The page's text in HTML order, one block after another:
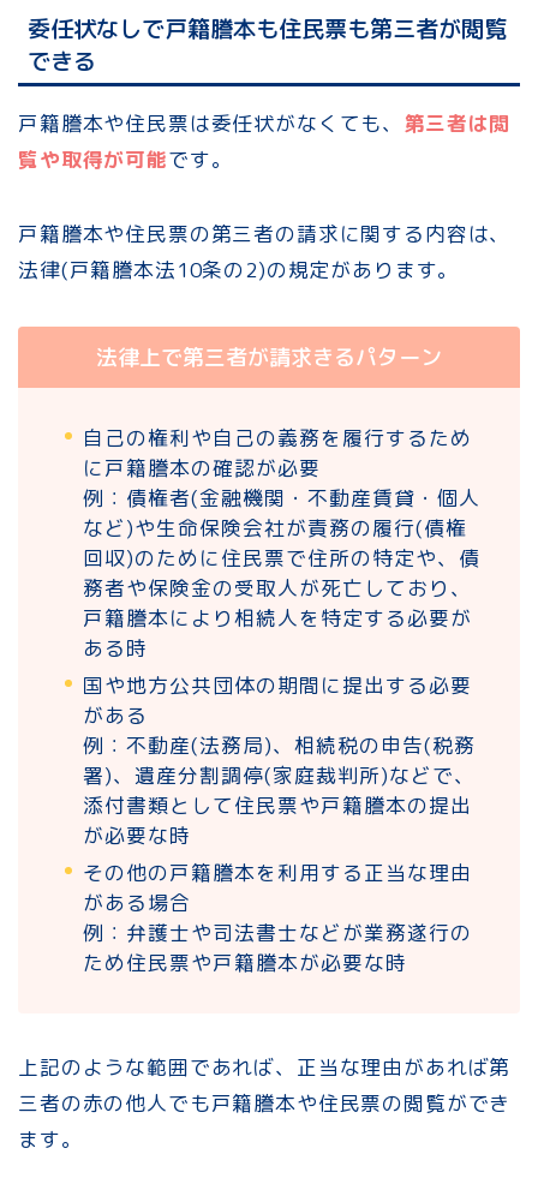
委任状なしで戸籍謄本も住民票も第三者が閲覧
できる
戸籍謄本や住民票は委任状がなくても、 第三者は閲
覧や取得が可能です。
戸籍謄本や住民票の第三者の請求に関する内容は、
法律(戸籍謄本法10条の2)の規定があります。
法律上で第三者が請求きるパターン
自己の権利や自己の義務を履行するため
に戸籍謄本の確認が必要
例：債権者(金融機関・不動産賃貸・個人
など)や生命保険会社が責務の履行(債権
回収)のために住民票で住所の特定や、債
務者や保険金の受取人が死亡しており、
戸籍謄本により相続人を特定する必要が
ある時
国や地方公共団体の期間に提出する必要
がある
例：不動産(法務局)、相続税の申告(税務
署)、遺産分割調停(家庭裁判所)などで、
添付書類として住民票や戸籍謄本の提出
が必要な時
その他の戸籍謄本を利用する正当な理由
がある場合
例：弁護士や司法書士などが業務遂行の
ため住民票や戸籍謄本が必要な時
上記のような範囲であれば、正当な理由があれば第
三者の赤の他人でも戸籍謄本や住民票の閲覧ができ
ます。